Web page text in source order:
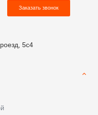
Заказать звонок
5с4